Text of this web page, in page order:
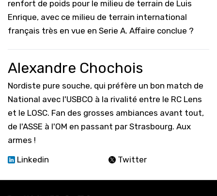
renfort de poids pour le milieu de terrain de Luis
Enrique, avec ce milieu de terrain international
français très en vue en Serie A. Affaire conclue ?
Alexandre Chochois
Nordiste pure souche, qui préfère un bon match de
National avec l'USBCO à la rivalité entre le RC Lens
et le LOSC. Fan des grosses ambiances avant tout,
de l'ASSE à l'OM en passant par Strasbourg. Aux
armes !
Linkedin
Twitter